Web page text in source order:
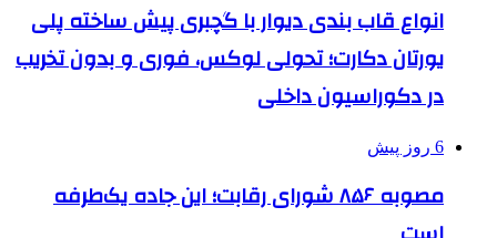
انواع قاب بندی دیوار با گچبری پیش ساخته پلی
یورتان دکارت؛ تحولی لوکس، فوری و بدون تخریب
در دکوراسیون داخلی
6 روز پیش
مصوبه ۸۵۶ شورای رقابت؛ این جاده یک‌طرفه